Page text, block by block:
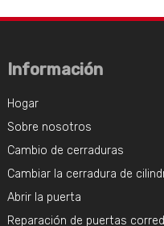
Información
Hogar
Sobre nosotros
Cambio de cerraduras
Cambiar la cerradura de
Abrir la puerta
Reparación de puertas